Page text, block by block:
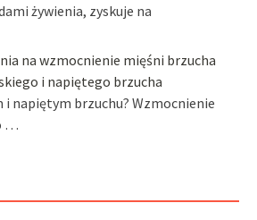
żywienia, zyskuje na
na wzmocnienie mięśni brzucha
i napiętego brzucha
i napiętym brzuchu? Wzmocnienie
…